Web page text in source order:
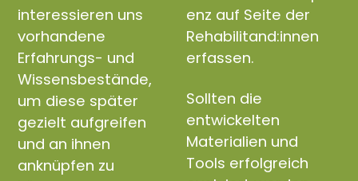
interessieren uns
vorhandene
Erfahrungs- und
Wissensbestände,
um diese später
gezielt aufgreifen
und an ihnen
anknüpfen zu
enz auf Seite der
Rehabilitand:innen
erfassen.
Sollten die
entwickelten
Materialien und
Tools erfolgreich